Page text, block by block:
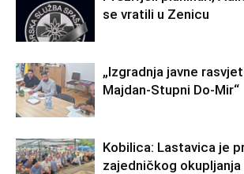
se vratili u Zenicu
„Izgradnja javne
Majdan-Stupni Do-Mir“
Kobilica: Lastavica je
zajedničkog okupljanja